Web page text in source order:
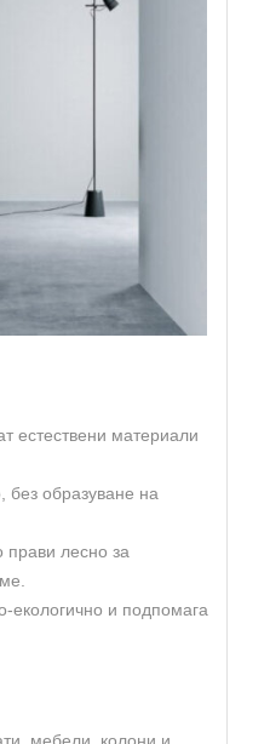
естествени материали
образуване на
прави лесно за
екологично и подпомага